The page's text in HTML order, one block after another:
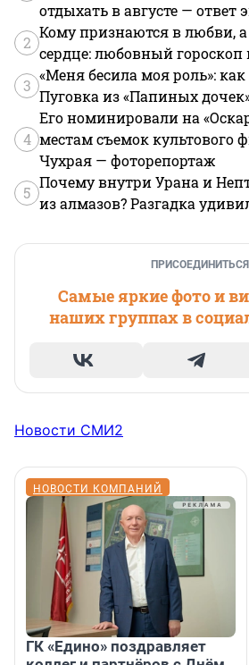
отдыхать в августе — ответ
2
Кому признаются в любви,
сердце: любовный гороскоп
3
«Меня бесила моя роль»:
Пуговка из «Папиных
4
Его номинировали на
местам съемок культового
Чухрая — фоторепортаж
5
Почему внутри Урана и
из алмазов? Разгадка
ПРИСОЕДИНИТЬСЯ
Самые яркие фото и
наших группах в
Новости СМИ2
НОВОСТИ КОМПАНИЙ
ГК «Едино» поздравляет